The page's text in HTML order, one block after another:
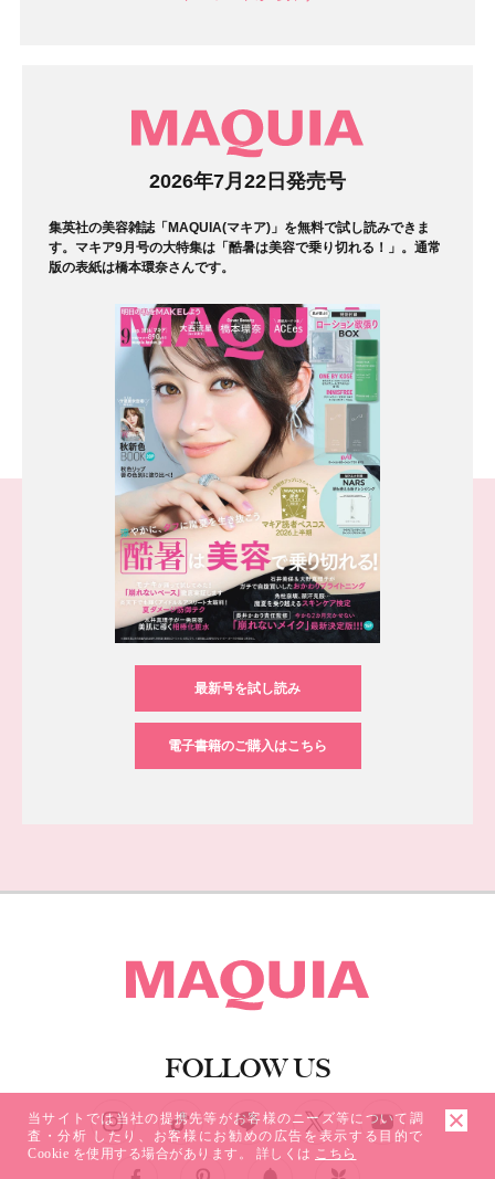
2026年7月22日発売号
集英社の美容雑誌「MAQUIA(マキア)」を無料で試し読みできま
す。マキア9月号の大特集は「酷暑は美容で乗り切れる！」。通常
版の表紙は橋本環奈さんです。
最新号を試し読み
電子書籍のご購入はこちら
FOLLOW US
当サイトでは当社の提携先等がお客様のニーズ等について調
査・分析 したり、お客様にお勧めの広告を表示する目的で
Cookie を使用する場合があります。 詳しくは こちら